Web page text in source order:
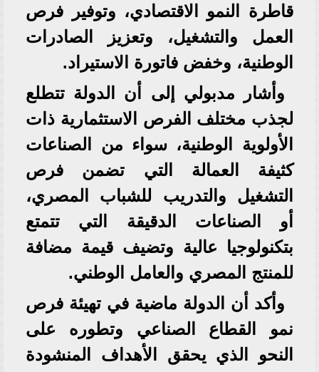
قاطرة النمو الاقتصادي، وتوفير فرص
العمل والتشغيل، وتعزيز الصادرات
الوطنية، وخفض فاتورة الاستيراد.
وأشار مدبولي إلى أن الدولة تتطلع
لجذب مختلف الفرص الاستثمارية ذات
الأولوية الوطنية، سواء من الصناعات
كثيفة العمالة التي تضمن فرص
التشغيل والتدريب للشباب المصري،
أو الصناعات الدقيقة التي تتمتع
بتكنولوجيا عالية وتضيف قيمة مضافة
للمنتج المصري والعامل الوطني.
وأكد أن الدولة ماضية في تهيئة فرص
نمو القطاع الصناعي وتطوره على
النحو الذي يحقق الأهداف المنشودة